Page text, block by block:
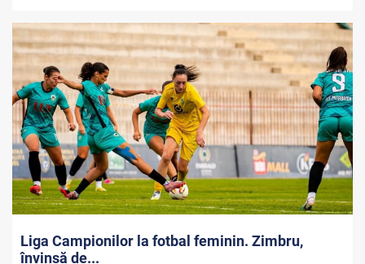
Liga Campionilor la fotbal feminin. Zimbru,
învinsă de...